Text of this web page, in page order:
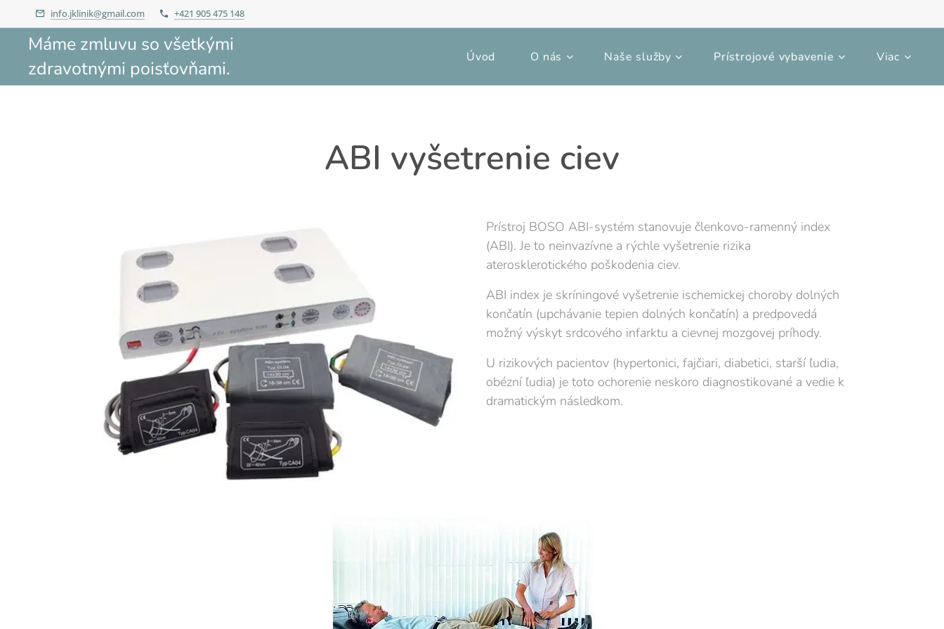
info.jklinik@gmail.com +421 905 475 148
Máme zmluvu so všetkými
zdravotnými poisťovňami.
Úvod O nás Naše služby Prístrojové vybavenie Viac
ABI vyšetrenie ciev
Prístroj BOSO ABI-systém stanovuje členkovo-ramenný index
(ABI). Je to neinvazívne a rýchle vyšetrenie rizika
aterosklerotického poškodenia ciev.
ABI index je skríningové vyšetrenie ischemickej choroby dolných
končatín (upchávanie tepien dolných končatín) a predpovedá
možný výskyt srdcového infarktu a cievnej mozgovej príhody.
U rizikových pacientov (hypertonici, fajčiari, diabetici, starší ľudia,
obézní ľudia) je toto ochorenie neskoro diagnostikované a vedie k
dramatickým následkom.